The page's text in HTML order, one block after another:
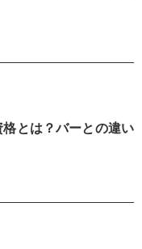
とは？バーとの違い